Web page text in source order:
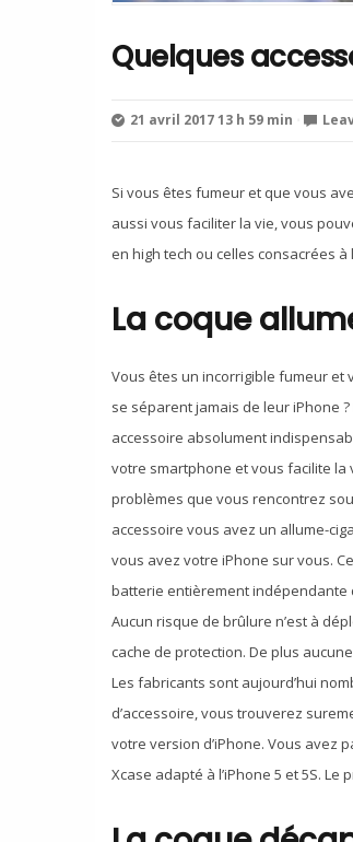
Quelques
21 avril 2017 13 h 59 min
Si vous êtes fumeur et que vous
aussi vous faciliter la vie, vous
en high tech ou celles consacrées à
La coque
Vous êtes un incorrigible fumeur et
se séparent jamais de leur iPhone
accessoire absolument
votre smartphone et vous facilite la
problèmes que vous rencontrez
accessoire vous avez un allume-
vous avez votre iPhone sur vous.
batterie entièrement indépendante
Aucun risque de brûlure n’est à
cache de protection. De plus
Les fabricants sont aujourd’hui
d’accessoire, vous trouverez
votre version d’iPhone. Vous avez
Xcase adapté à l’iPhone 5 et 5S. Le